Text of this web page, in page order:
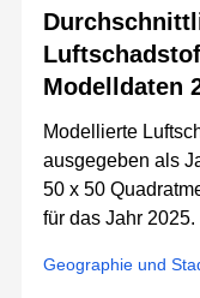
Modelldaten
Modellierte
ausgegeben als
50 x 50
für das Jahr 2025.
Geographie und